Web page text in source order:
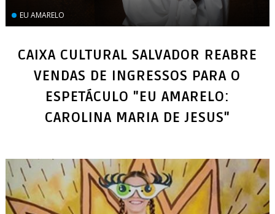
EU AMARELO
CAIXA CULTURAL SALVADOR REABRE
VENDAS DE INGRESSOS PARA O
ESPETÁCULO "EU AMARELO:
CAROLINA MARIA DE JESUS"